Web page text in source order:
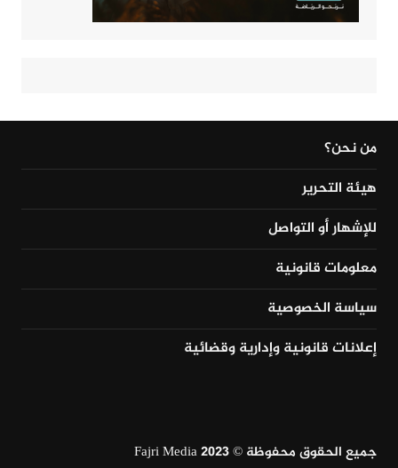
من نحن؟
هيئة التحرير
للإشهار أو التواصل
معلومات قانونية
سياسة الخصوصية
إعلانات قانونية وإدارية وقضائية
جميع الحقوق محفوظة © Fajri Media 2023